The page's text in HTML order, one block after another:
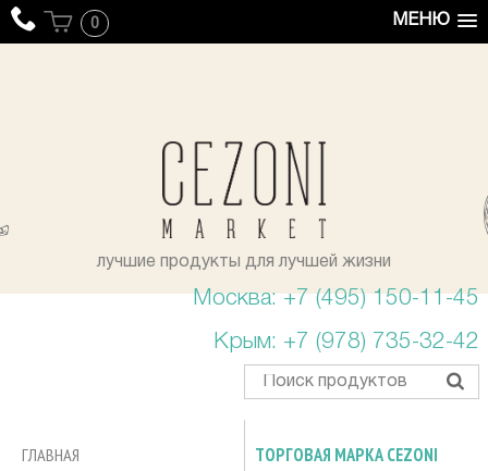
МЕНЮ
0
лучшие продукты для лучшей жизни
Москва: +7 (495) 150-11-45
Крым: +7 (978) 735-32-42
ГЛАВНАЯ ТОРГОВАЯ МАРКА CEZONI